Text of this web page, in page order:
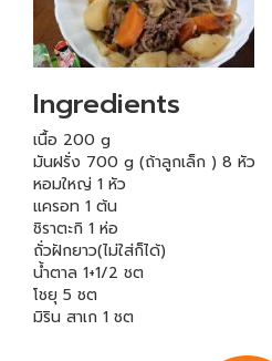
Ingredients
เนื้อ 200 g
มันฝรั่ง 700 g (ถ้าลูกเล็ก ) 8 หัว
หอมใหญ่ 1 หัว
แครอท 1 ต้น
ชิราตะกิ 1 ห่อ
ถั่วฝักยาว(ไม่ใส่ก็ได้)
น้ำตาล 1+1/2 ชต
โชยุ 5 ชต
มิริน สาเก 1 ชต